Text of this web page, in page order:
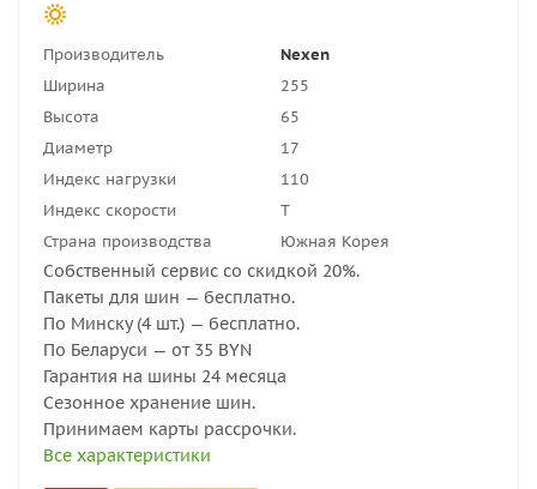
Производитель
Nexen
Ширина
255
Высота
65
Диаметр
17
Индекс нагрузки
110
Индекс скорости
T
Страна производства
Южная Корея
Собственный сервис со скидкой 20%.
Пакеты для шин — бесплатно.
По Минску (4 шт.) — бесплатно.
По Беларуси — от 35 BYN
Гарантия на шины 24 месяца
Сезонное хранение шин.
Принимаем карты рассрочки.
Все характеристики